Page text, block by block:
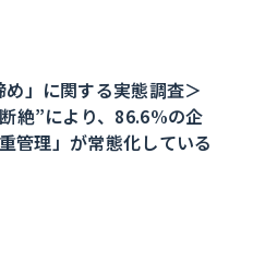
」に関する実態調査＞
絶”により、86.6%の企
管理」が常態化している